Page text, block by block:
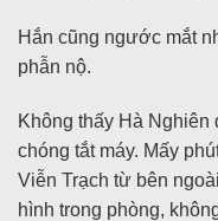
Hắn cũng ngước mắt
phẫn nộ.
Không thấy Hà
chóng tắt máy. Mấy
Viễn Trạch từ bên
hình trong phòng,